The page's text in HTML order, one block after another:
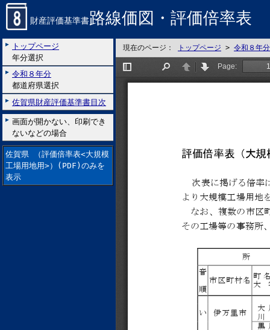
財産評価基準書路線価図・評価倍率表
トップページ
年分選択
令和８年分
都道府県選択
佐賀県財産評価基準書目次
画面が開かない、印刷でき
ないなどの場合
佐賀県 （評価倍率表<大規模
工場用地用>）(PDF)のみを
表示
現在のページ： トップページ > 令和８年分